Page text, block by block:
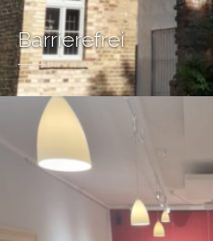
Barrierefrei